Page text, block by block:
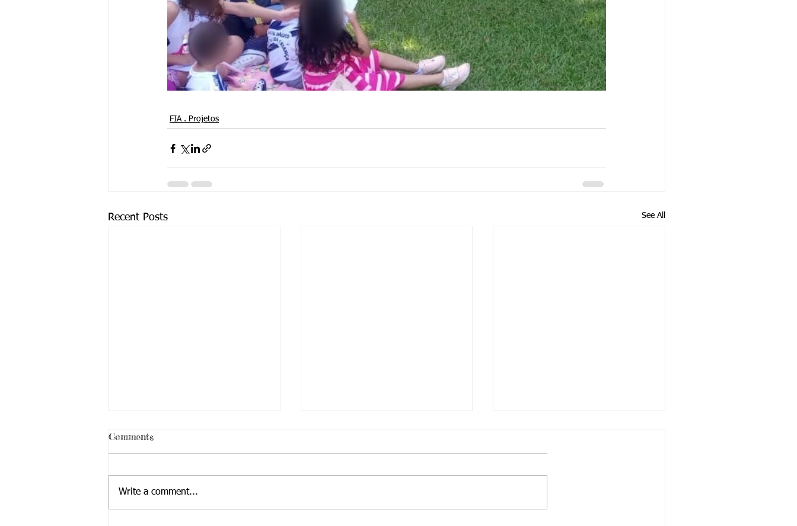
FIA . Projetos
Recent Posts See All
Comments
Write a comment...